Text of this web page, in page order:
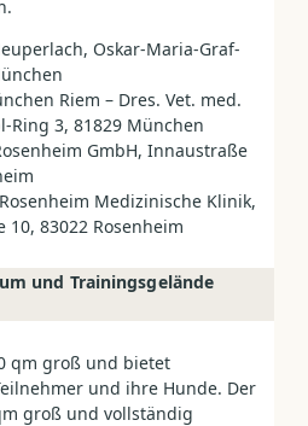
Oskar-Maria-Graf-
Riem – Dres. Vet. med.
Ring 3, 81829 München
GmbH, Innaustraße
Medizinische Klinik,
10, 83022 Rosenheim
und Trainingsgelände
qm groß und bietet
und ihre Hunde. Der
groß und vollständig